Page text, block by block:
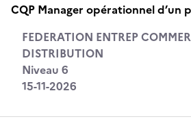
CQP Manager opérationnel d’un
FEDERATION ENTREP
DISTRIBUTION
Niveau 6
15-11-2026